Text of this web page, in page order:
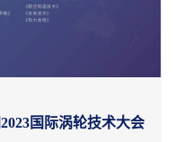
国际涡轮技术大会